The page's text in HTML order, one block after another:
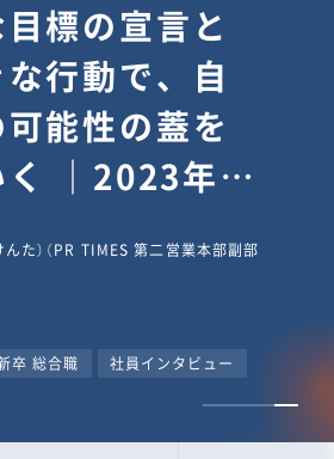
分のスタン
予想を裏切
超える”【真
】
すけ）（執行役員 兼 Jooto事業部
CxO キャリア入社 Jooto